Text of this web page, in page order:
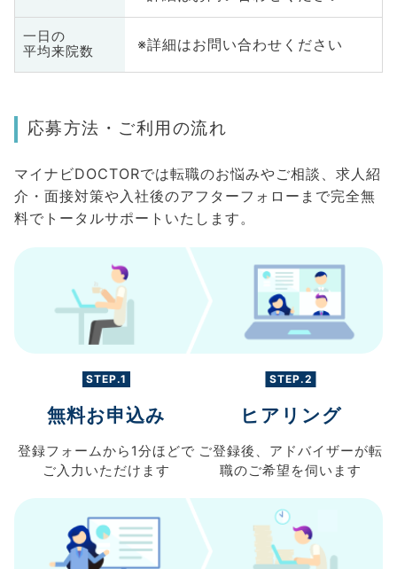
一日の
平均来院数
※詳細はお問い合わせください
応募方法・ご利用の流れ
マイナビDOCTORでは転職のお悩みやご相談、求人紹
介・面接対策や入社後のアフターフォローまで完全無
料でトータルサポートいたします。
STEP.1
無料お申込み
登録フォームから 1分ほどで
ご入力 いただけます
STEP.2
ヒアリング
ご登録後、 アドバイザーが転
職のご希望を伺います